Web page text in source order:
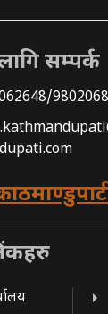
सम्पर्क